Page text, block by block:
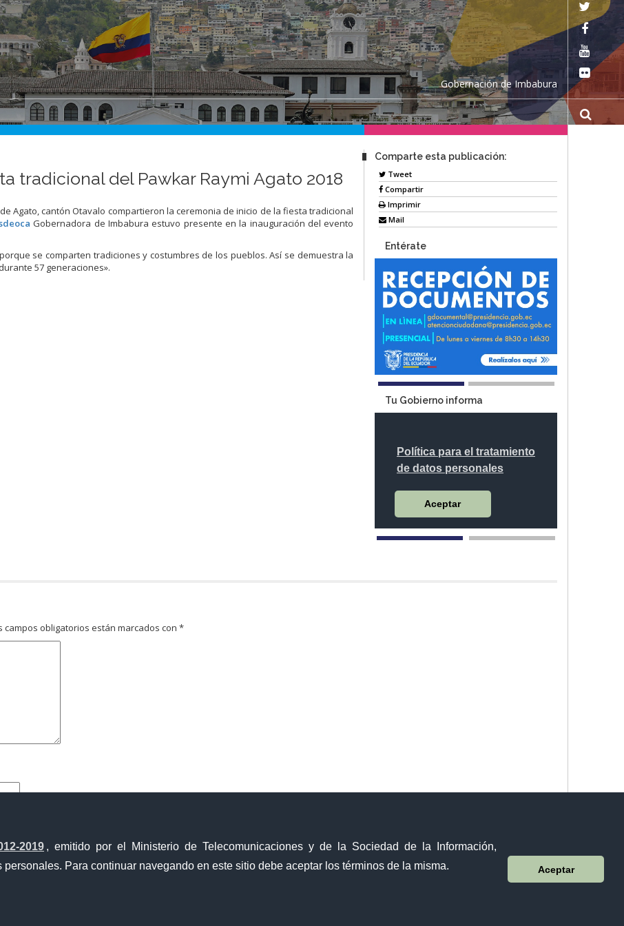
2019 , emitido por el Ministerio de Telecomunicaciones y de la Sociedad de la Información,
Para continuar navegando en este sitio debe aceptar los términos de la misma.
Aceptar
Gobernación de Imbabura
tradicional del Pawkar Raymi Agato 2018
Agato, cantón Otavalo compartieron la ceremonia de inicio de la fiesta tradicional
Gobernadora de Imbabura estuvo presente en la inauguración del evento
se comparten tradiciones y costumbres de los pueblos. Así se demuestra la
57 generaciones».
Comparte esta publicación:
Tweet
Compartir
Imprimir
Mail
Entérate
Tu Gobierno informa
campos obligatorios están marcados con *
Sistema Nacional de Información (SNI)